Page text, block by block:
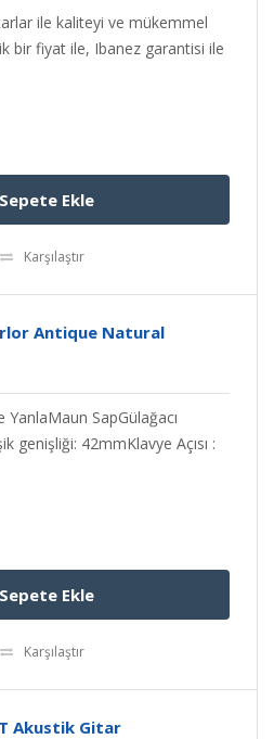
ile kaliteyi ve mükemmel
bir fiyat ile, Ibanez garantisi ile
Sepete Ekle
Karşılaştır
Antique Natural
SapGülağacı
genişliği: 42mmKlavye Açısı :
Sepete Ekle
Karşılaştır
Akustik Gitar